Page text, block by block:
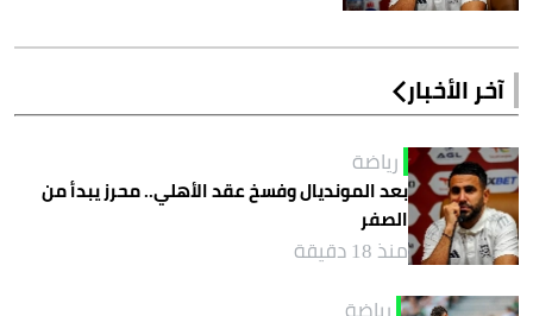
آخر الأخبار
رياضة
بعد المونديال وفسخ عقد الأهلي.. محرز يبدأ من
الصفر
منذ 18 دقيقة